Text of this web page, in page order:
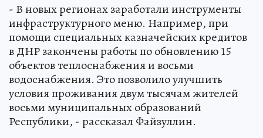
- В новых регионах заработали инструменты
инфраструктурного меню. Например, при
помощи специальных казначейских кредитов
в ДНР закончены работы по обновлению 15
объектов теплоснабжения и восьми
водоснабжения. Это позволило улучшить
условия проживания двум тысячам жителей
восьми муниципальных образований
Республики, - рассказал Файзуллин.